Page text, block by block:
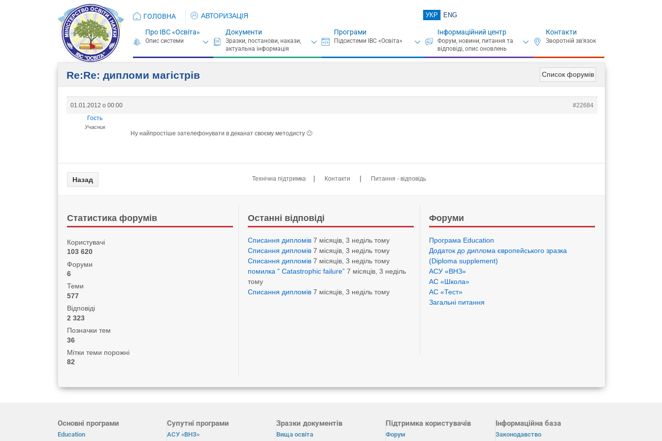
ГОЛОВНА АВТОРИЗАЦІЯ УКР ENG
Про ІВС «Освіта» Документи Програми Інформаційний центр Контакти
Список форумів
Re:Re: дипломи магістрів
01.01.2012 о 00:00
#22684
Гость
Учасник
Ну найпростіше зателефонувати в деканат своєму методисту 🙂
Технічна підтримка | Контакти | Питання - відповідь
Статистика форумів
Користувачі
103 620
Форуми
6
Теми
577
Відповіді
2 323
Позначки тем
36
Мітки теми порожні
82
Останні відповіді
Списання дипломів 7 місяців, 3 неділь тому
Списання дипломів 7 місяців, 3 неділь тому
Списання дипломів 7 місяців, 3 неділь тому
помилка ” Catastrophic failure” 7 місяців, 3 неділь
тому
Списання дипломів 7 місяців, 3 неділь тому
Форуми
Програма Eduсation
Додаток до диплома європейського зразка
(Diploma supplement)
АСУ «ВНЗ»
АС «Школа»
АС «Тест»
Загальні питання
Основні програми
Education
Супутні програми
АСУ «ВНЗ»
Зразки документів
Вища освіта
Підтримка користувачів
Форум
Інформаційна база
Законодавство